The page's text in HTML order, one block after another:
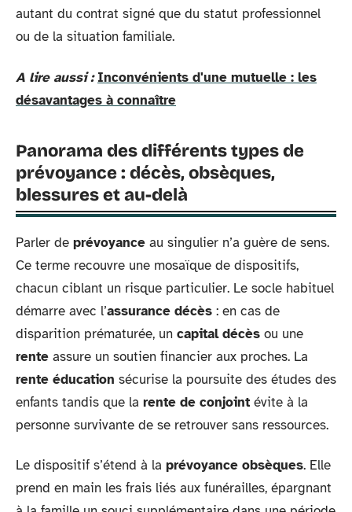
autant du contrat signé que du statut professionnel
ou de la situation familiale.
A lire aussi : Inconvénients d'une mutuelle : les
désavantages à connaître
Panorama des différents types de
prévoyance : décès, obsèques,
blessures et au-delà
Parler de prévoyance au singulier n’a guère de sens.
Ce terme recouvre une mosaïque de dispositifs,
chacun ciblant un risque particulier. Le socle habituel
démarre avec l’assurance décès : en cas de
disparition prématurée, un capital décès ou une
rente assure un soutien financier aux proches. La
rente éducation sécurise la poursuite des études des
enfants tandis que la rente de conjoint évite à la
personne survivante de se retrouver sans ressources.
Le dispositif s’étend à la prévoyance obsèques. Elle
prend en main les frais liés aux funérailles, épargnant